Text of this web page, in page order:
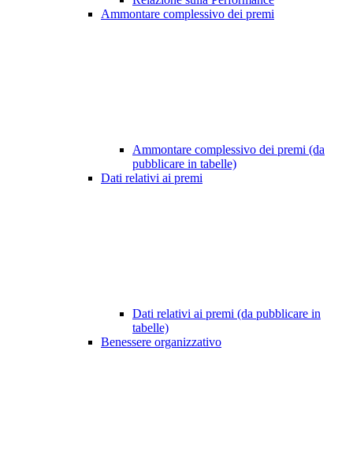
Ammontare complessivo dei premi
Ammontare complessivo dei premi (da
pubblicare in tabelle)
Dati relativi ai premi
Dati relativi ai premi (da pubblicare in
tabelle)
Benessere organizzativo